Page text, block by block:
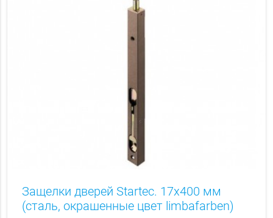
Защелки дверей Startec. 17х400 мм
(сталь, окрашенные цвет limbafarben)